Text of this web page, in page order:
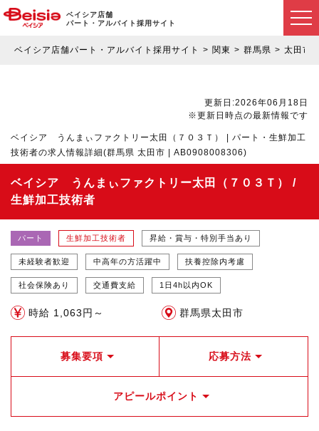
ベイシア店舗
パート・アルバイト採用サイト
ベイシア店舗パート・アルバイト採用サイト 関東 群馬県 太田市
更新日:2026年06月18日
※更新日時点の最新情報です
ベイシア うんまぃファクトリー太田（７０３Ｔ） | パート・生鮮加工
技術者の求人情報詳細(群馬県 太田市 | AB0908008306)
ベイシア うんまぃファクトリー太田（７０３Ｔ） /
生鮮加工技術者
パート 生鮮加工技術者 昇給・賞与・特別手当あり
未経験者歓迎 中高年の方活躍中 扶養控除内考慮
社会保険あり 交通費支給 1日4h以内OK
時給 1,063円～ 群馬県太田市
募集要項 応募方法
アピールポイント